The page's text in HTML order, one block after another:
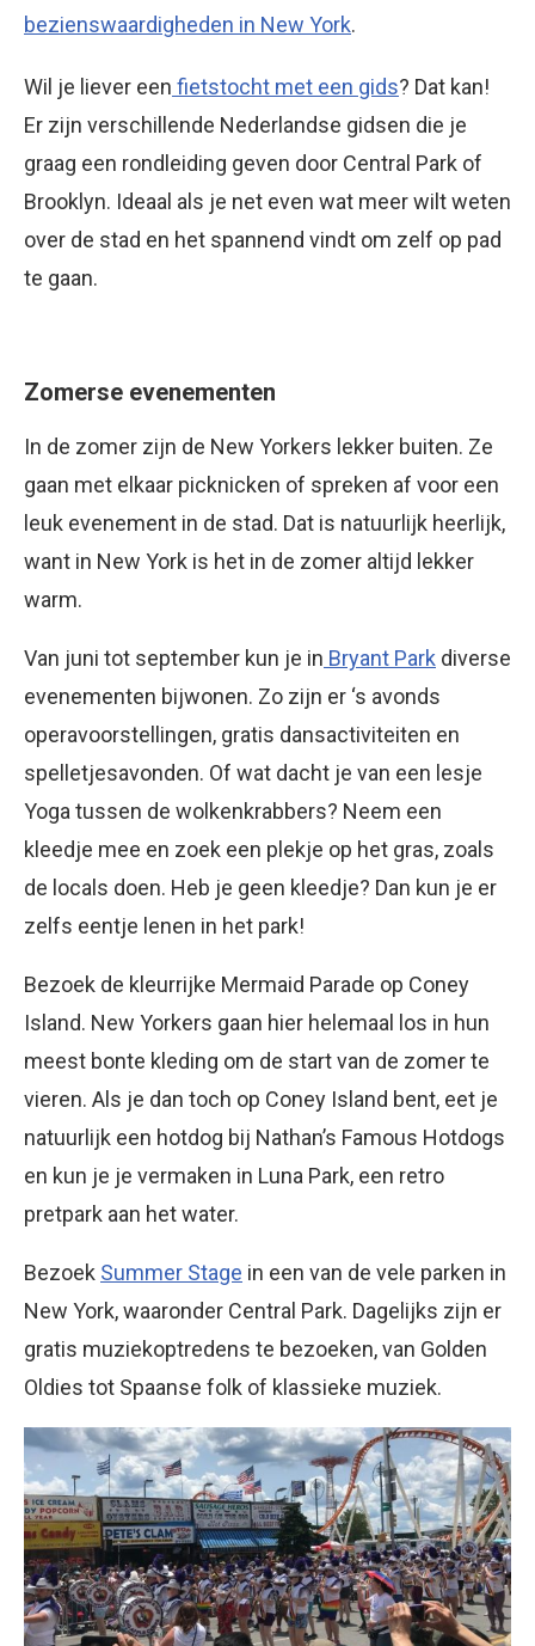
bezienswaardigheden in New York.
Wil je liever een fietstocht met een gids? Dat kan!
Er zijn verschillende Nederlandse gidsen die je
graag een rondleiding geven door Central Park of
Brooklyn. Ideaal als je net even wat meer wilt weten
over de stad en het spannend vindt om zelf op pad
te gaan.
Zomerse evenementen
In de zomer zijn de New Yorkers lekker buiten. Ze
gaan met elkaar picknicken of spreken af voor een
leuk evenement in de stad. Dat is natuurlijk heerlijk,
want in New York is het in de zomer altijd lekker
warm.
Van juni tot september kun je in Bryant Park diverse
evenementen bijwonen. Zo zijn er ‘s avonds
operavoorstellingen, gratis dansactiviteiten en
spelletjesavonden. Of wat dacht je van een lesje
Yoga tussen de wolkenkrabbers? Neem een
kleedje mee en zoek een plekje op het gras, zoals
de locals doen. Heb je geen kleedje? Dan kun je er
zelfs eentje lenen in het park!
Bezoek de kleurrijke Mermaid Parade op Coney
Island. New Yorkers gaan hier helemaal los in hun
meest bonte kleding om de start van de zomer te
vieren. Als je dan toch op Coney Island bent, eet je
natuurlijk een hotdog bij Nathan’s Famous Hotdogs
en kun je je vermaken in Luna Park, een retro
pretpark aan het water.
Bezoek Summer Stage in een van de vele parken in
New York, waaronder Central Park. Dagelijks zijn er
gratis muziekoptredens te bezoeken, van Golden
Oldies tot Spaanse folk of klassieke muziek.